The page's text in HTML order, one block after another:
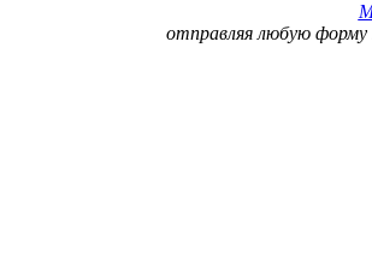
отправляя любую